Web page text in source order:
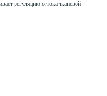
регуляцию оттока тканевой